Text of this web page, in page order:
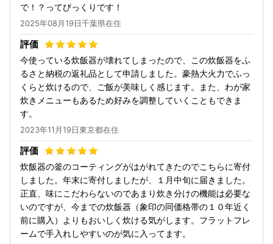
で！？ってびっくりです！
2025年08月19日千葉県在住
今使っている炊飯器が壊れてしまったので、この炊飯器をふ
るさと納税の返礼品として申請しました。豪熱大火力でふっ
くらと炊けるので、ご飯が美味しく感じます。また、わが家
炊きメニューもあるため好みを調整していくこともできま
す。
2023年11月19日東京都在住
炊飯器の釜のコーティングがはがれてきたのでこちらに寄付
しました。年末に寄付しましたが、１月中旬に届きました。
正直、味にこだわらないのであまり炊き分けの機能は必要な
いのですが、今までの炊飯器（象印の同価格帯の１０年近く
前に購入）よりもおいしく炊ける気がします。フラットフレ
ームで手入れしやすいのが気に入ってます。